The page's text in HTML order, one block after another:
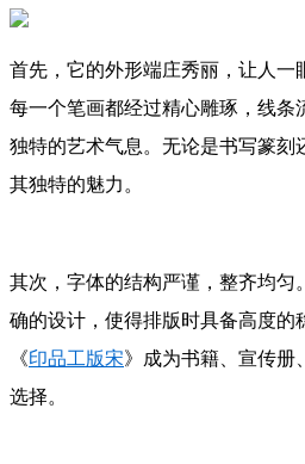
首先，它的外形端庄秀丽，让人一
每一个笔画都经过精心雕琢，线条
独特的艺术气息。无论是书写篆刻
其独特的魅力。
其次，字体的结构严谨，整齐均匀
确的设计，使得排版时具备高度的
《印品工版宋》成为书籍、宣传册
选择。